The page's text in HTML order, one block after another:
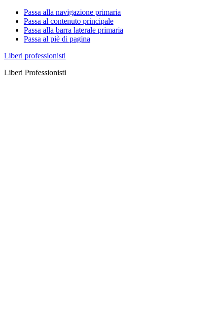
Passa alla navigazione primaria
Passa al contenuto principale
Passa alla barra laterale primaria
Passa al piè di pagina
Liberi professionisti
Liberi Professionisti